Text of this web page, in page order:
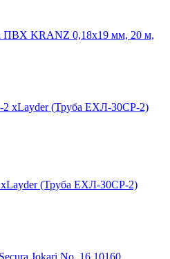
ПВХ KRANZ 0,18х19 мм, 20 м,
(Труба ЕХЛ-30CР-2)